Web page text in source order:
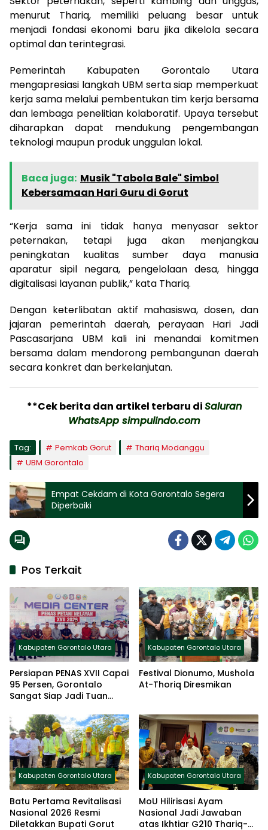
menurut Thariq, memiliki peluang besar untuk
menjadi fondasi ekonomi baru jika dikelola secara
optimal dan terintegrasi.
Pemerintah Kabupaten Gorontalo Utara
mengapresiasi langkah UBM serta siap memperkuat
kerja sama melalui pembentukan tim kerja bersama
dan lembaga penelitian kolaboratif. Upaya tersebut
diharapkan dapat mendukung pengembangan
teknologi maupun produk unggulan lokal.
Baca juga: Musik "Tabola Bale" Simbol
Kebersamaan Hari Guru di Gorut
“Kerja sama ini tidak hanya menyasar sektor
peternakan, tetapi juga akan menjangkau
peningkatan kualitas sumber daya manusia
aparatur sipil negara, pengelolaan desa, hingga
digitalisasi layanan publik,” kata Thariq.
Dengan keterlibatan aktif mahasiswa, dosen, dan
jajaran pemerintah daerah, perayaan Hari Jadi
Pascasarjana UBM kali ini menandai komitmen
bersama dalam mendorong pembangunan daerah
secara konkret dan berkelanjutan.
**Cek berita dan artikel terbaru diSaluran
WhatsApp simpulindo.com
Tag: Pemkab Gorut
Thariq Modanggu
UBM Gorontalo
Empat Cekdam di Kota Gorontalo Segera
Diperbaiki
Pos Terkait
Kabupaten Gorontalo Utara
Persiapan PENAS XVII Capai
95 Persen, Gorontalo
Sangat Siap Jadi Tuan
Kabupaten Gorontalo Utara
Festival Dionumo, Mushola
At-Thoriq Diresmikan
Kabupaten Gorontalo Utara
Batu Pertama Revitalisasi
Nasional 2026 Resmi
Diletakkan Bupati Gorut
Kabupaten Gorontalo Utara
MoU Hilirisasi Ayam
Nasional Jadi Jawaban
atas Ikhtiar G210 Thariq-